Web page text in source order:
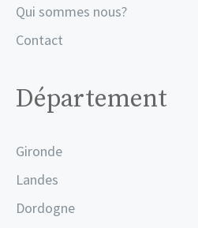
Qui sommes nous?
Contact
Département
Gironde
Landes
Dordogne